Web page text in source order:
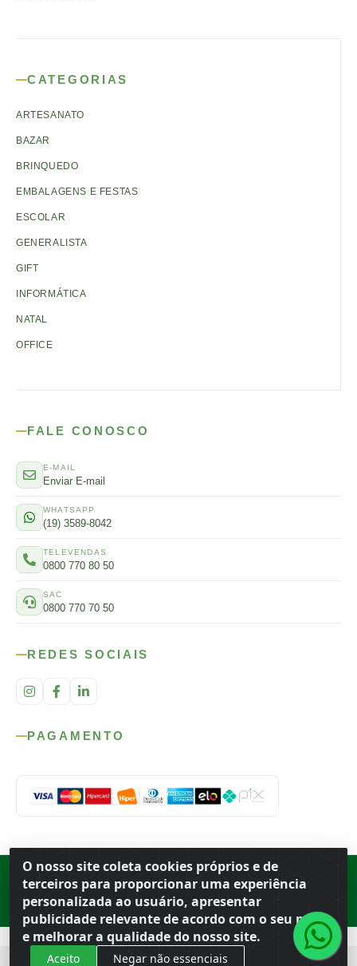
O nosso site coleta cookies próprios e de
terceiros para proporcionar uma experiência
personalizada ao usuário, apresentar
publicidade relevante de acordo com o seu perfil
e melhorar a qualidade do nosso site.
Aceito Negar não essenciais
CATEGORIAS
ARTESANATO
BAZAR
BRINQUEDO
EMBALAGENS E FESTAS
ESCOLAR
GENERALISTA
GIFT
INFORMÁTICA
NATAL
OFFICE
FALE CONOSCO
E-MAIL
Enviar E-mail
WHATSAPP
(19) 3589-8042
TELEVENDAS
0800 770 80 50
SAC
0800 770 70 50
REDES SOCIAIS
PAGAMENTO
Rod. SP-215, s/n, km 98 — Área Rural Porto Ferreira ·BR
· CEP
· CNPJ 56.679.863/0001-91
© 2026 Atacado Ideal